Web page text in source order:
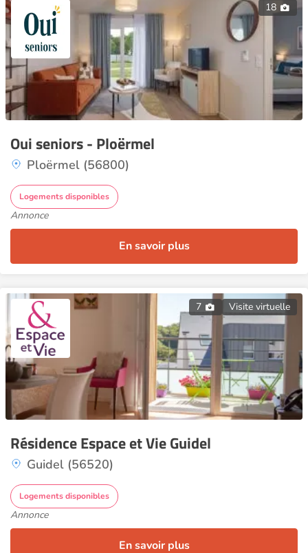
18
Oui seniors - Ploërmel
Ploërmel (56800)
Logements disponibles
Annonce
En savoir plus
7 Visite virtuelle
Résidence Espace et Vie Guidel
Guidel (56520)
Logements disponibles
Annonce
En savoir plus